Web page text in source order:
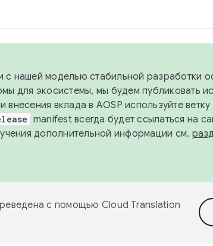
с нашей моделью стабильной разработки
для экосистемы, мы будем публиковать
вклада в AOSP используйте ветку
manifest всегда будет ссылаться на
дополнительной информации см.
с помощью Cloud Translation